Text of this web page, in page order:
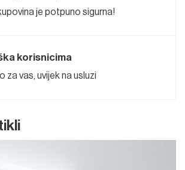
je potpuno sigurna!
korisnicima
za vas, uvijek na usluzi